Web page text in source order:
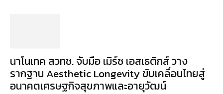
นาโนเทค สวทช. จับมือ เมิร์ซ เอสเธติกส์ วาง
รากฐาน Aesthetic Longevity ขับเคลื่อนไทยสู่
อนาคตเศรษฐกิจสุขภาพและอายุวัฒน์